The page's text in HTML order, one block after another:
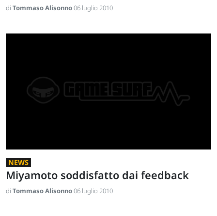
di Tommaso Alisonno06 luglio 2010
NEWS
Miyamoto soddisfatto dai feedback
di Tommaso Alisonno06 luglio 2010